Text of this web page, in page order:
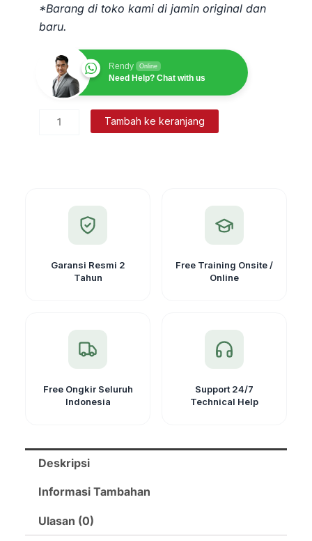
*Barang di toko kami di jamin original dan
baru.
Rendy Online
Need Help? Chat with us
Kuantitas
Tambah ke keranjang
Garansi Resmi 2
Tahun
Free Training Onsite /
Online
Free Ongkir Seluruh
Indonesia
Support 24/7
Technical Help
Deskripsi
Informasi Tambahan
Ulasan (0)